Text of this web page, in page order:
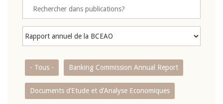
- Tous - Banking Commission Annual Report
Documents d’Etude et d’Analyse Economiques